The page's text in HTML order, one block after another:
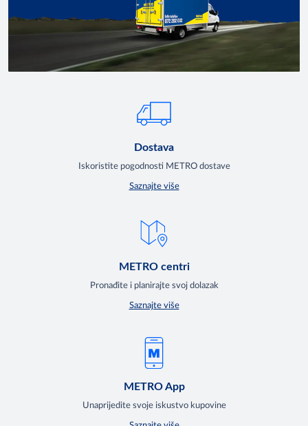
Dostava
Iskoristite pogodnosti METRO dostave
Saznajte više
METRO centri
Pronađite i planirajte svoj dolazak
Saznajte više
METRO App
Unaprijedite svoje iskustvo kupovine